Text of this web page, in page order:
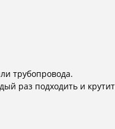
трубопровода.
раз подходить и